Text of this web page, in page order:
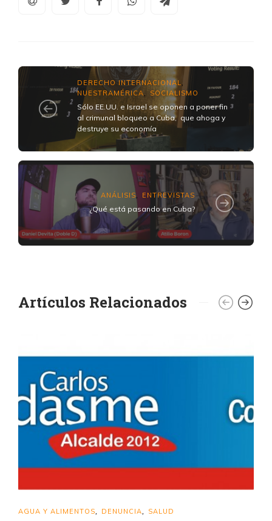
DERECHO INTERNACIONAL
NUESTRAMÉRICA SOCIALISMO
Sólo EE.UU. e Israel se oponen a poner fin
al crimunal bloqueo a Cuba, que ahoga y
destruye su economía
ANÁLISIS ENTREVISTAS
¿Qué está pasando en Cuba?
Artículos Relacionados
AGUA Y ALIMENTOS DENUNCIA SALUD